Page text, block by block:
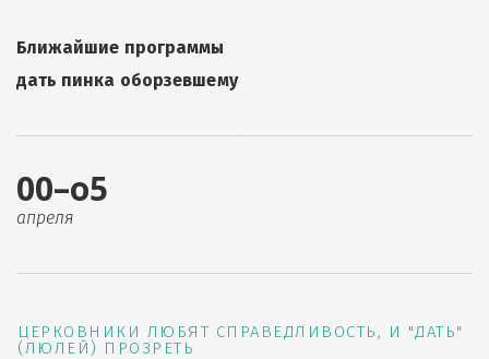
Ближайшие программы
дать пинка оборзевшему
00–о5
апреля
ЦЕРКОВНИКИ ЛЮБЯТ СПРАВЕДЛИВОСТЬ, И "ДАТЬ"
(ЛЮЛЕЙ) ПРОЗРЕТЬ